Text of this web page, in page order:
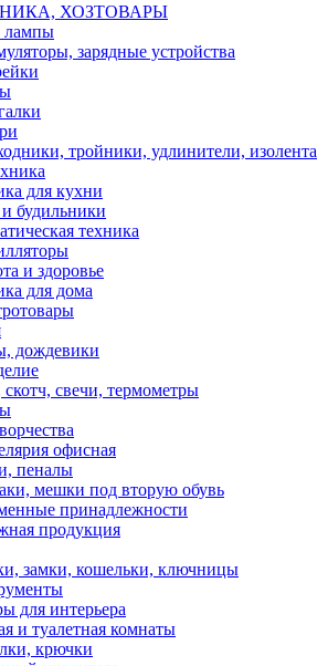
ХОЗТОВАРЫ
лампы
зарядные устройства
тройники, удлинители, изолента
для кухни
будильники
техника
и здоровье
для дома
дождевики
скотч, свечи, термометры
офисная
пеналы
мешки под вторую обувь
принадлежности
продукция
замки, кошельки, ключницы
для интерьера
и туалетная комнаты
крючки